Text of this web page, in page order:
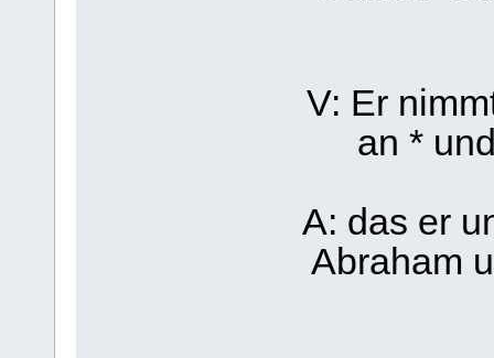
V: Er
an *
A: das er
Abraham